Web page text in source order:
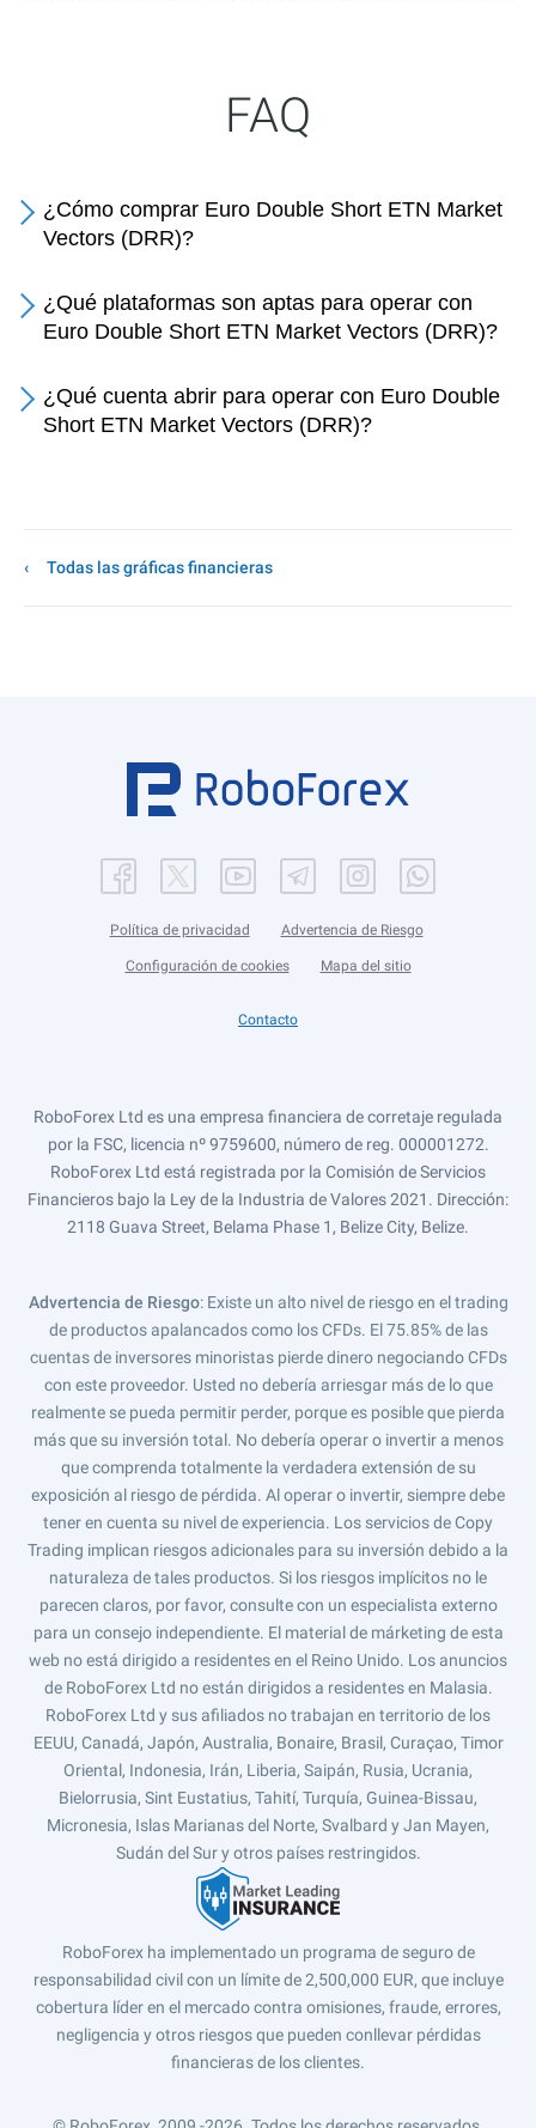
FAQ
¿Cómo comprar Euro Double Short ETN Market
Vectors (DRR)?
¿Qué plataformas son aptas para operar con
Euro Double Short ETN Market Vectors (DRR)?
¿Qué cuenta abrir para operar con Euro Double
Short ETN Market Vectors (DRR)?
Todas las gráficas financieras
Política de privacidad Advertencia de Riesgo
Configuración de cookies Mapa del sitio
Contacto
RoboForex Ltd es una empresa financiera de corretaje regulada
por la FSC, licencia nº 9759600, número de reg. 000001272.
RoboForex Ltd está registrada por la Comisión de Servicios
Financieros bajo la Ley de la Industria de Valores 2021. Dirección:
2118 Guava Street, Belama Phase 1, Belize City, Belize.
Advertencia de Riesgo: Existe un alto nivel de riesgo en el trading
de productos apalancados como los CFDs. El 75.85% de las
cuentas de inversores minoristas pierde dinero negociando CFDs
con este proveedor. Usted no debería arriesgar más de lo que
realmente se pueda permitir perder, porque es posible que pierda
más que su inversión total. No debería operar o invertir a menos
que comprenda totalmente la verdadera extensión de su
exposición al riesgo de pérdida. Al operar o invertir, siempre debe
tener en cuenta su nivel de experiencia. Los servicios de Copy
Trading implican riesgos adicionales para su inversión debido a la
naturaleza de tales productos. Si los riesgos implícitos no le
parecen claros, por favor, consulte con un especialista externo
para un consejo independiente. El material de márketing de esta
web no está dirigido a residentes en el Reino Unido. Los anuncios
de RoboForex Ltd no están dirigidos a residentes en Malasia.
RoboForex Ltd y sus afiliados no trabajan en territorio de los
EEUU, Canadá, Japón, Australia, Bonaire, Brasil, Curaçao, Timor
Oriental, Indonesia, Irán, Liberia, Saipán, Rusia, Ucrania,
Bielorrusia, Sint Eustatius, Tahití, Turquía, Guinea-Bissau,
Micronesia, Islas Marianas del Norte, Svalbard y Jan Mayen,
Sudán del Sur y otros países restringidos.
RoboForex ha implementado un programa de seguro de
responsabilidad civil con un límite de 2,500,000 EUR, que incluye
cobertura líder en el mercado contra omisiones, fraude, errores,
negligencia y otros riesgos que pueden conllevar pérdidas
financieras de los clientes.